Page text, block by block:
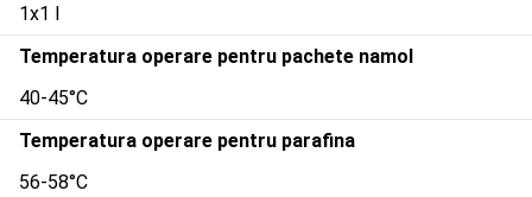
1x1 l
Temperatura operare pentru pachete namol
40-45°C
Temperatura operare pentru parafina
56-58°C